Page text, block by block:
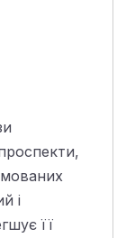
і
її